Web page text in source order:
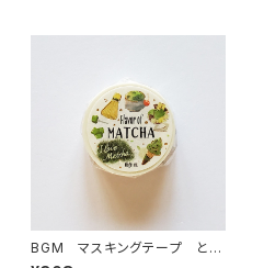
BGM マスキングテープ とき
めきフレーバー・抹茶